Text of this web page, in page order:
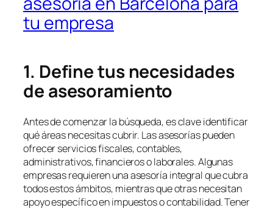
tu empresa
1. Define tus necesidades
de asesoramiento
Antes de comenzar la búsqueda, es clave identificar
qué áreas necesitas cubrir. Las asesorías pueden
ofrecer servicios fiscales, contables,
administrativos, financieros o laborales. Algunas
empresas requieren una asesoría integral que cubra
todos estos ámbitos, mientras que otras necesitan
apoyo específico en impuestos o contabilidad. Tener